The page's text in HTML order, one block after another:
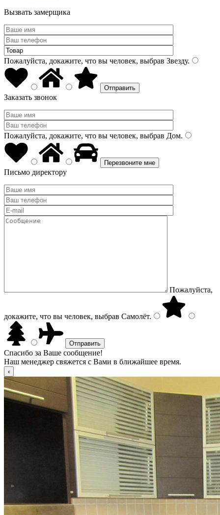
Вызвать замерщика
Пожалуйста, докажите, что вы человек, выбрав Звезду.
Заказать звонок
Пожалуйста, докажите, что вы человек, выбрав Дом.
Письмо директору
Пожалуйста,
докажите, что вы человек, выбрав Самолёт.
Спасибо за Ваше сообщение!
Наш менеджер свяжется с Вами в ближайшее время.